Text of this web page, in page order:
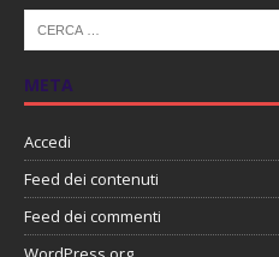
META
Accedi
Feed dei contenuti
Feed dei commenti